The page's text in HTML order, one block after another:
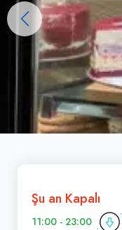
Şu an Kapalı
11:00 - 23:00